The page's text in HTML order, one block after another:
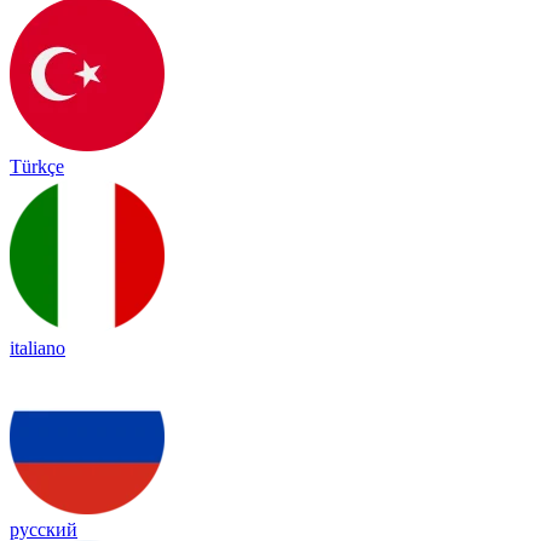
Türkçe
italiano
русский